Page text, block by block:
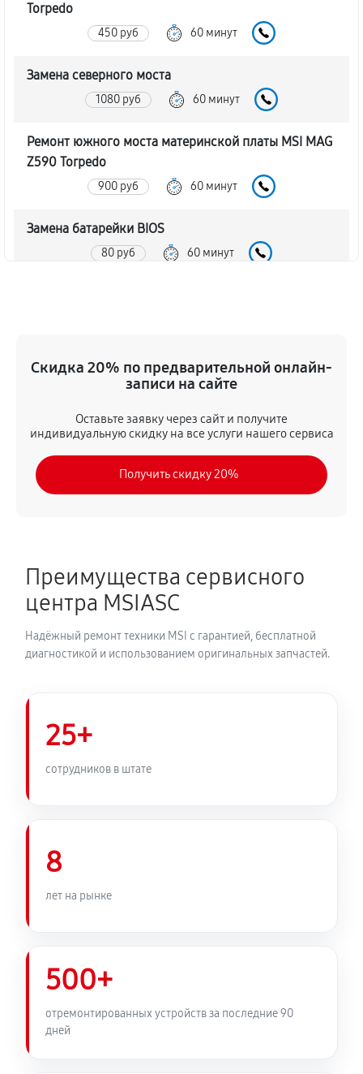
Torpedo
450 руб 60 минут
Замена северного моста
1080 руб 60 минут
Ремонт южного моста материнской платы MSI MAG
Z590 Torpedo
900 руб 60 минут
Замена батарейки BIOS
80 руб 60 минут
Скидка 20% по предварительной онлайн-
записи на сайте
Оставьте заявку через сайт и получите
индивидуальную скидку на все услуги нашего сервиса
Получить скидку 20%
Преимущества сервисного
центра MSIASC
Надёжный ремонт техники MSI с гарантией, бесплатной
диагностикой и использованием оригинальных запчастей.
25+
сотрудников в штате
8
лет на рынке
500+
отремонтированных устройств за последние 90
дней